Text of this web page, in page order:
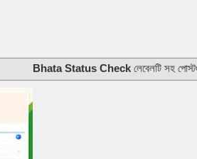
Bhata Status Checkলেবেলটি সহ